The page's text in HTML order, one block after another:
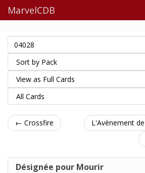
MarvelCDB
← Crossfire
L'Avènement
Désignée pour Mourir